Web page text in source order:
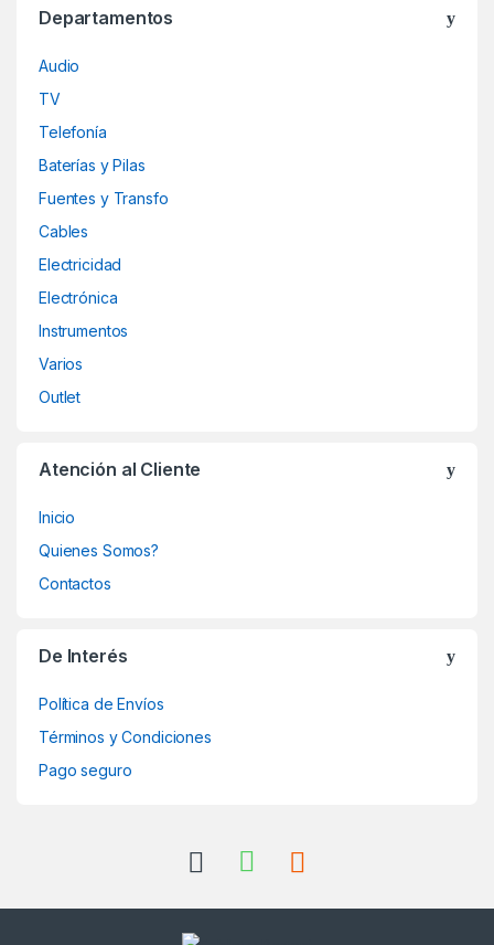
Departamentos
Audio
TV
Telefonía
Baterías y Pilas
Fuentes y Transfo
Cables
Electricidad
Electrónica
Instrumentos
Varios
Outlet
Atención al Cliente
Inicio
Quienes Somos?
Contactos
De Interés
Política de Envíos
Términos y Condiciones
Pago seguro